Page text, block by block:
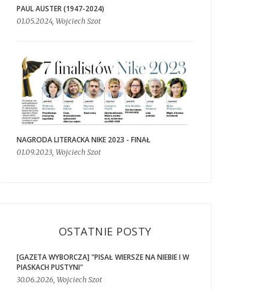
PAUL AUSTER (1947-2024)
01.05.2024, Wojciech Szot
NAGRODA LITERACKA NIKE 2023 - FINAŁ
01.09.2023, Wojciech Szot
OSTATNIE POSTY
[GAZETA WYBORCZA] "PISAŁ WIERSZE NA NIEBIE I W
PIASKACH PUSTYNI"
30.06.2026, Wojciech Szot